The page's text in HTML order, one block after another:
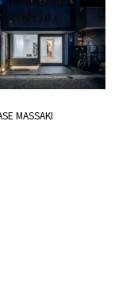
MASSAKI